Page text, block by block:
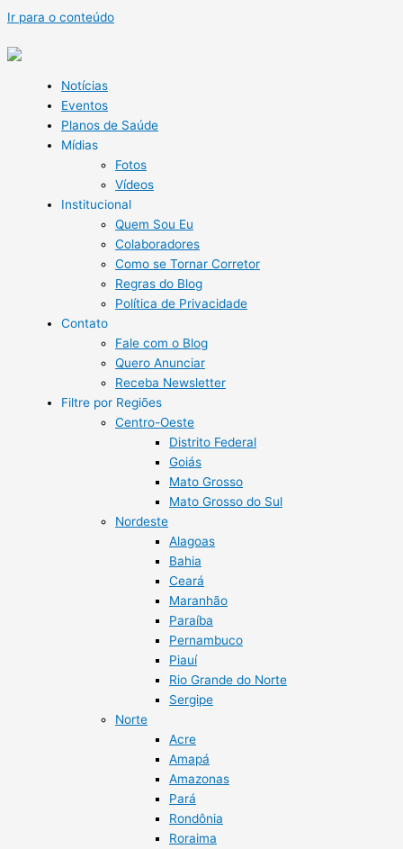
Ir para o conteúdo
Notícias
Eventos
Planos de Saúde
Mídias
Fotos
Vídeos
Institucional
Quem Sou Eu
Colaboradores
Como se Tornar Corretor
Regras do Blog
Política de Privacidade
Contato
Fale com o Blog
Quero Anunciar
Receba Newsletter
Filtre por Regiões
Centro-Oeste
Distrito Federal
Goiás
Mato Grosso
Mato Grosso do Sul
Nordeste
Alagoas
Bahia
Ceará
Maranhão
Paraíba
Pernambuco
Piauí
Rio Grande do Norte
Sergipe
Norte
Acre
Amapá
Amazonas
Pará
Rondônia
Roraima